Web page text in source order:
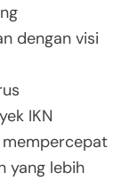
dengan visi
IKN
mempercepat
yang lebih